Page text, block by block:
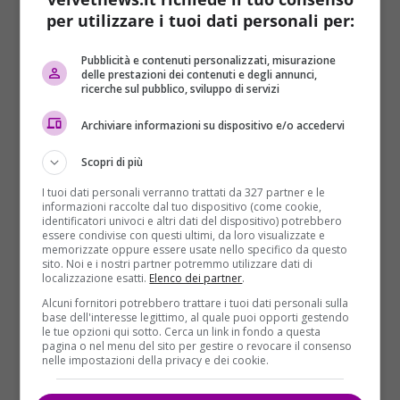
Ore 15:15 –
anni. La bambina al momento della tragedia non era
in casa. Il padre, secondo una prima ricostruzione dei
fatti, avrebbe
colpito i figli a martellate
Poi si sarebbe allontanato verso la terrazza
panoramica di Sardagna e si sarebbe gettato di
sotto.
Ore 15:00 – La madre avrebbe riferito che questa
mattina la coppia avrebbe dovuto firmare il
rogito per l’acquisto di un appartamento. Lei a un
certo punto sarebbe uscita ed avrebbe lasciato il
marito a casa con i due figli. Quando è rientrata, ha
scoperto che i due bimbi erano stati uccisi e del
per utilizzare i tuoi dati personali per:
Pubblicità e contenuti personalizzati, misurazione
delle prestazioni dei contenuti e degli annunci,
ricerche sul pubblico, sviluppo di servizi
Archiviare informazioni su dispositivo e/o accedervi
Scopri di più
I tuoi dati personali verranno trattati da 327 partner e le
informazioni raccolte dal tuo dispositivo (come cookie,
identificatori univoci e altri dati del dispositivo) potrebbero
essere condivise con questi ultimi, da loro visualizzate e
memorizzate oppure essere usate nello specifico da questo
sito. Noi e i nostri partner potremmo utilizzare dati di
localizzazione esatti. Elenco dei partner.
Alcuni fornitori potrebbero trattare i tuoi dati personali sulla
base dell'interesse legittimo, al quale puoi opporti gestendo
le tue opzioni qui sotto. Cerca un link in fondo a questa
pagina o nel menu del sito per gestire o revocare il consenso
nelle impostazioni della privacy e dei cookie.